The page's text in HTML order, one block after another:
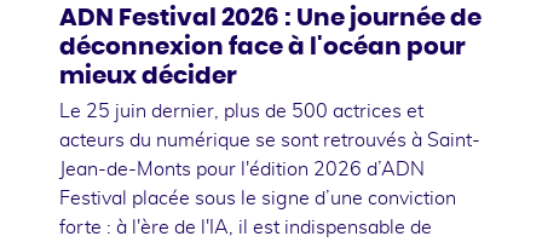
ADN Festival 2026 : Une journée de
déconnexion face à l'océan pour
mieux décider
Le 25 juin dernier, plus de 500 actrices et
acteurs du numérique se sont retrouvés à Saint-
Jean-de-Monts pour l'édition 2026 d’ADN
Festival placée sous le signe d’une conviction
forte : à l'ère de l'IA, il est indispensable de